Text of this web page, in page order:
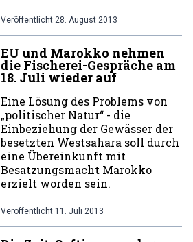
Veröffentlicht 28. August 2013
EU und Marokko nehmen
die Fischerei-Gespräche am
18. Juli wieder auf
Eine Lösung des Problems von
„politischer Natur“ - die
Einbeziehung der Gewässer der
besetzten Westsahara soll durch
eine Übereinkunft mit
Besatzungsmacht Marokko
erzielt worden sein.
Veröffentlicht 11. Juli 2013